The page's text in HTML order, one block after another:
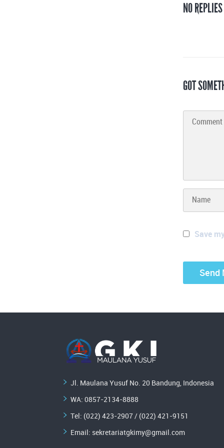
NO
GOT
Save
Jl. Maulana Yusuf No. 20 Bandung, Indonesia
WA: 0857-2134-8888
Tel: (022) 423-2907 / (022) 421-9151
Email: sekretariatgkimy@gmail.com